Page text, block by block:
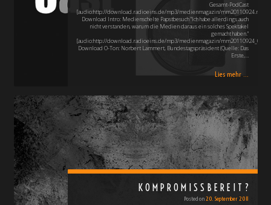
Gesamt-PodCast
[audio:http://download.radioeins.de/mp3/medienmagazin/mm20110924.mp3]
Download Intro: Medienschelte Papstbesuch "Ich habe allerdings auch
nicht verstanden, warum die Medien daraus ein solches Spektakel
gemacht haben."
[audio:http://download.radioeins.de/mp3/medienmagazin/
Download O-Ton: Norbert Lammert, Bundestagspräsident (Quelle: Das
Erste,…
Lies mehr ...
KOMPROMISSBEREIT?
Posted on20. September 2011